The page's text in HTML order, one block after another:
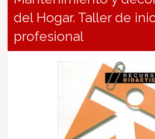
del Hogar. Taller de
profesional